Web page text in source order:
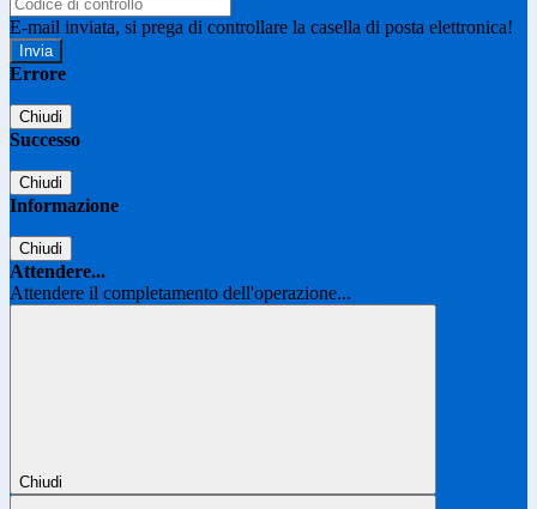
E-mail inviata, si prega di controllare la casella di posta elettronica!
Errore
Chiudi
Successo
Chiudi
Informazione
Chiudi
Attendere...
Attendere il completamento dell'operazione...
Chiudi